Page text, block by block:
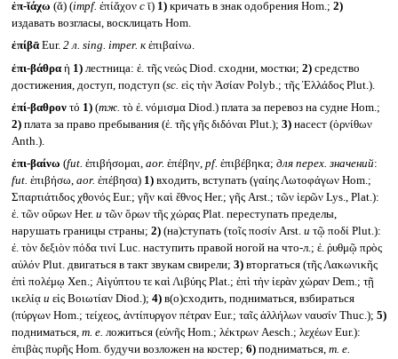
ἐπ-ῐάχω (ᾰ) (impf. ἐπίᾰχον сῑ) 1)кричать в знак одобрения Hom.; 2)
издавать возгласы, восклицать Hom.
ἐπίβᾱEur.2 л. sing. imper. кἐπιβαίνω.
ἐπι-βάθρα ἡ 1)лестница: ἐ. τῆς νεώς Diod. сходни, мостки; 2)средство
достижения, доступ, подступ (sc. εἰς τὴν Ἀσίαν Polyb.; τῆς Ἑλλάδος Plut.).
ἐπί-βαθρον τό 1)(тж. τὸ ἐ. νόμισμα Diod.) плата за перевоз на судне Hom.;
2)плата за право пребывания (ἐ. τῆς γῆς διδόναι Plut.); 3)насест (ὀρνίθων
Anth.).
ἐπι-βαίνω (fut. ἐπιβήσομαι, aor. ἐπέβην, pf. ἐπιβέβηκα; для перех. значений:
fut. ἐπιβήσω, aor. ἐπέβησα) 1)входить, вступать (γαίης Λωτοφάγων Hom.;
Σπαρτιάτιδος χθονός Eur.; γῆν καὶ ἔθνος Her.; γῆς Arst.; τῶν ἱερῶν Lys., Plat.):
ἐ. τῶν οὔρων Her. и τῶν ὅρων τῆς χώρας Plat. переступать пределы,
нарушать границы страны; 2)(на)ступать (τοῖς ποσίν Arst. и τῷ ποδί Plut.):
ἐ. τὸν δεξιὸν πόδα τινί Luc. наступить правой ногой на что-л.; ἐ. ῥυθμῷ πρὸς
αὐλόν Plut. двигаться в такт звукам свирели; 3)вторгаться (τῆς Λακωνικῆς
ἐπὶ πολέμῳ Xen.; Αἰγύπτου τε καὶ Λιβύης Plat.; ἐπὶ τὴν ἱερὰν χώραν Dem.; τῇ
ικελίᾳ и εἰς Βοιωτίαν Diod.); 4)в(о)сходить, подниматься, взбираться
(πύργων Hom.; τείχεος, ἀντίπυργον πέτραν Eur.; ταῖς ἀλλήλων ναυσίν Thuc.); 5)
подниматься, т. е. ложиться (εὐνῆς Hom.; λέκτρων Aesch.; λεχέων Eur.):
ἐπιβὰς πυρῆς Hom. будучи возложен на костер; 6)подниматься, т. е.